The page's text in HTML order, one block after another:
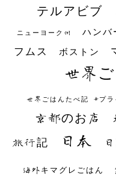
テルアビブ
ニューヨーク州 ハンバ
フムス ボストン
世界
世界ごはんたべ記 #プラ
京都のお店
旅行記 日本
海外キマグレごはん